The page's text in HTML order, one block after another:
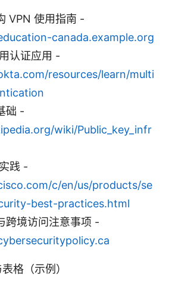
VPN 使用指南 -
canada.example.org
认证应用 -
resources/learn/multi
础 -
wiki/Public_key_infr
践 -
c/en/us/products/se
best-practices.html
跨境访问注意事项 -
格（示例）